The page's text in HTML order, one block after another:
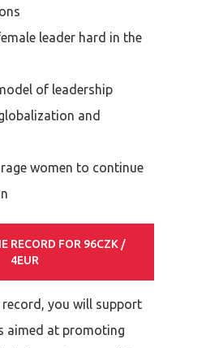
leader hard in the
of leadership
and
women to continue
RECORD FOR 96CZK /
4EUR
record, you will support
aimed at promoting